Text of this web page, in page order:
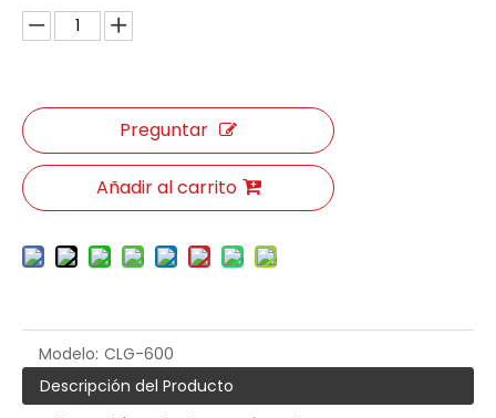
Preguntar
Añadir al carrito
Modelo: CLG-600
Descripción del Producto